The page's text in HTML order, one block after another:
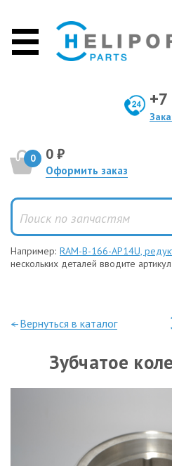
0 0 ₽
Оформить заказ
Например: RAM-B-166-AP14U,
нескольких деталей вводите
—Вернуться в каталог
Зубчатое